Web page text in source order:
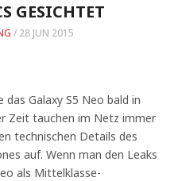
GESICHTET
/ 28 JUN 2015
Galaxy S5 Neo bald in
Zeit tauchen im Netz immer
technischen Details des
auf. Wenn man den Leaks
als Mittelklasse-